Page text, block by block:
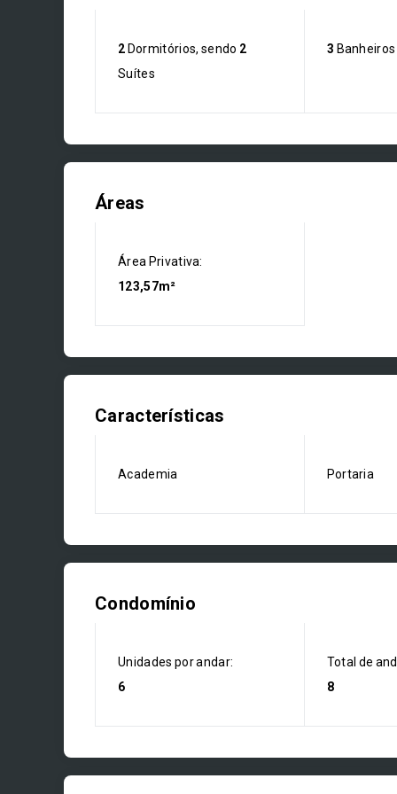
2 Dormitórios, sendo 2
Suítes
3 Banheiros
Áreas
Área Privativa:
123,57m²
Características
Academia Portaria
Condomínio
Unidades por andar:
6
Total de
8